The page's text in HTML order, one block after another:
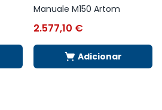
Manuale M150 Artom
2.577,10 €
Adicionar